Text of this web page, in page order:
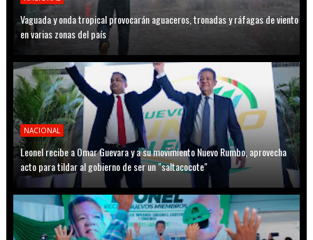
Vaguada y onda tropical provocarán aguaceros, tronadas y ráfagas de viento
en varias zonas del país
NACIONAL
Leonel recibe a Omar Guevara y a su movimiento Nuevo Rumbo, aprovecha
acto para tildar al gobierno de ser un "saltacocote"